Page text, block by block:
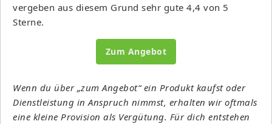
vergeben aus diesem Grund sehr gute 4,4 von 5
Sterne.
Zum Angebot
Wenn du über „zum Angebot“ ein Produkt kaufst oder
Dienstleistung in Anspruch nimmst, erhalten wir oftmals
eine kleine Provision als Vergütung. Für dich entstehen